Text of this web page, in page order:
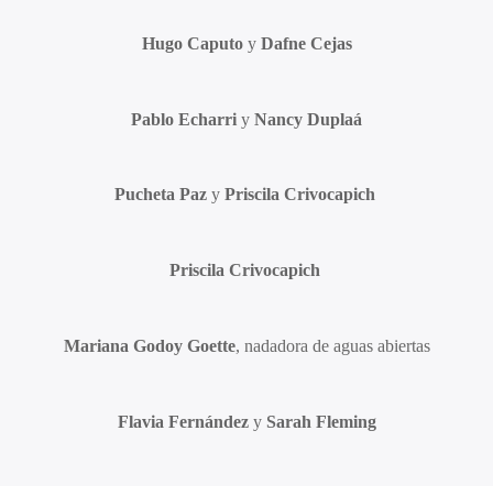
Hugo CaputoyDafne Cejas
Pablo Echarri y Nancy Duplaá
Pucheta Pazy Priscila Crivocapich
Priscila Crivocapich
Mariana Godoy Goette, nadadora de aguas abiertas
Flavia FernándezySarah Fleming